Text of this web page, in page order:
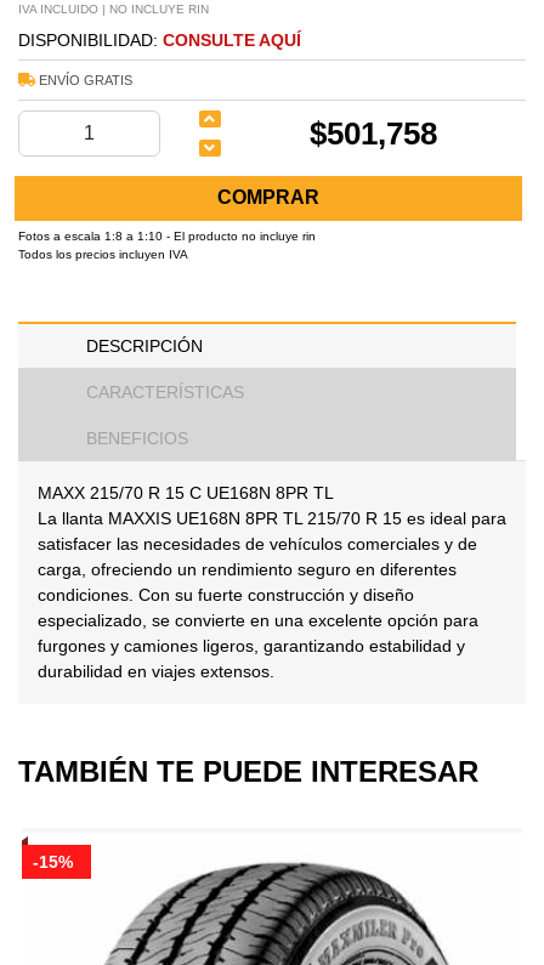
IVA INCLUIDO | NO INCLUYE RIN
DISPONIBILIDAD: CONSULTE AQUÍ
ENVÍO GRATIS
$501,758
COMPRAR
Fotos a escala 1:8 a 1:10 - El producto no incluye rin
Todos los precios incluyen IVA
DESCRIPCIÓN
CARACTERÍSTICAS
BENEFICIOS
MAXX 215/70 R 15 C UE168N 8PR TL
La llanta MAXXIS UE168N 8PR TL 215/70 R 15 es ideal para
satisfacer las necesidades de vehículos comerciales y de
carga, ofreciendo un rendimiento seguro en diferentes
condiciones. Con su fuerte construcción y diseño
especializado, se convierte en una excelente opción para
furgones y camiones ligeros, garantizando estabilidad y
durabilidad en viajes extensos.
TAMBIÉN TE PUEDE INTERESAR
-15%